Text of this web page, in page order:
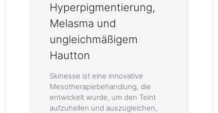
Hyperpigmentierung,
Melasma und
ungleichmäßigem
Hautton
Skinesse ist eine innovative
Mesotherapiebehandlung, die
entwickelt wurde, um den Teint
aufzuhellen und auszugleichen,